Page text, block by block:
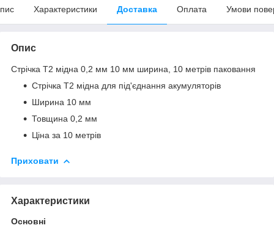
Характеристики Доставка Оплата Умови
Опис
Стрічка Т2 мідна 0,2 мм 10 мм ширина, 10 метрів паковання
Стрічка Т2 мідна для під'єднання акумуляторів
Ширина 10 мм
Товщина 0,2 мм
Ціна за 10 метрів
Приховати
Характеристики
Основні